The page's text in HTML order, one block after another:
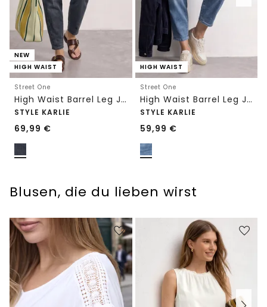
NEW
HIGH WAIST
Street One
High Waist Barrel Leg Jeans im Loose Fit
STYLE KARLIE
69,99 €
HIGH WAIST
Street One
High Waist Barrel Leg Jeans im Loose Fit
STYLE KARLIE
59,99 €
Blusen, die du lieben wirst